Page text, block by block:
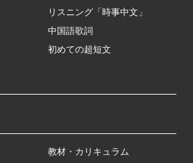
リスニング「時事中文」
中国語歌詞
初めての超短文
教材・カリキュラム